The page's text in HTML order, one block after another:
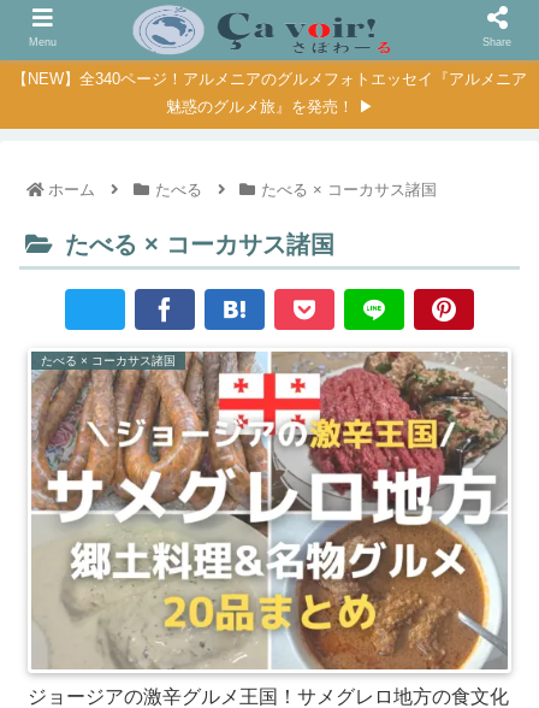
【NEW】全340ページ！アルメニアのグルメフォトエッセイ『アルメニア
魅惑のグルメ旅』を発売！ ▶
ホーム たべる たべる × コーカサス諸国
たべる × コーカサス諸国
たべる × コーカサス諸国
ジョージアの激辛グルメ王国！サメグレロ地方の食文化
Menu Share